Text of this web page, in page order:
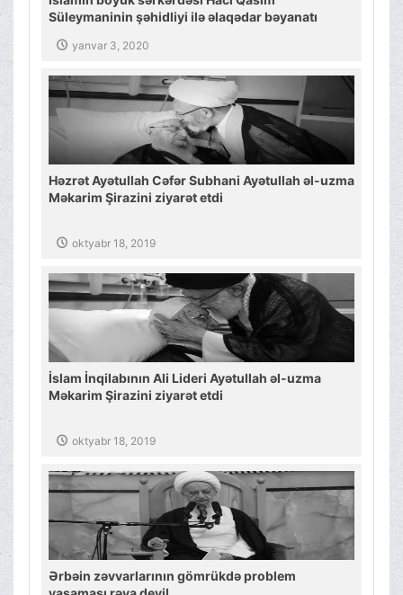
Süleymaninin şəhidliyi ilə əlaqədar bəyanatı
yanvar 3, 2020
Həzrət Ayətullah Cəfər Subhani Ayətullah əl-uzma
Məkarim Şirazini ziyarət etdi
oktyabr 18, 2019
İslam İnqilabının Ali Lideri Ayətullah əl-uzma
Məkarim Şirazini ziyarət etdi
oktyabr 18, 2019
Ərbəin zəvvarlarının gömrükdə problem